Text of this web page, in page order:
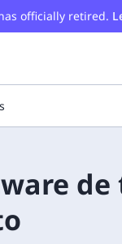
officially retired.